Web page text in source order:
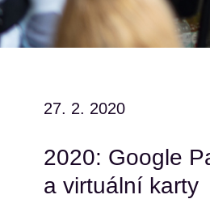
27. 2. 2020
2020: Google
a virtuální karty